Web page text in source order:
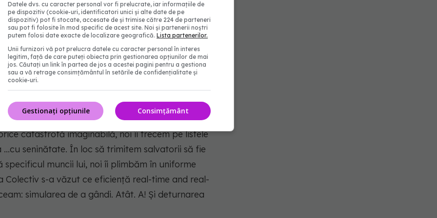
au fost explorate alternativele viabile în caz de
să ne ajute inclusiv cu evacuarea in numbers cu
românesc nu îi poate salva, noi ne vâjâim cu
fie nici ăla gras sau prea înalt, că nu încape! În
de educație a populației în caz de cutremur
facem rating la tembelizor. În loc să antrenăm
catastrofă imaginabilă, noi îi trecem pe listele
seninătate. În loc să trimitem salvatorii să fie
muncii lui, noi îi plimbăm în uniforme
Colectiv s-a văzut ce eficiență real-time and real-
simularea de a gândi. Atât. A! Și deturnarea
Datele dvs. cu caracter personal vor fi prelucrate, iar informațiile de
pe dispozitiv (cookie-uri, identificatori unici și alte date de pe
dispozitiv) pot fi stocate, accesate de și trimise către 224 de parteneri
sau pot fi folosite în mod specific de acest site. Noi și partenerii noștri
putem folosi date exacte de localizare geografică. Lista partenerilor.
Unii furnizori vă pot prelucra datele cu caracter personal în interes
legitim, față de care puteți obiecta prin gestionarea opțiunilor de mai
jos. Căutați un link în partea de jos a acestei pagini pentru a gestiona
sau a vă retrage consimțământul în setările de confidențialitate și
cookie-uri.
Consimțământ
Gestionați opțiunile